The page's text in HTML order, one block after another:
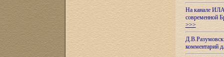
На канале ИЛА
современной
>>>
комментарий